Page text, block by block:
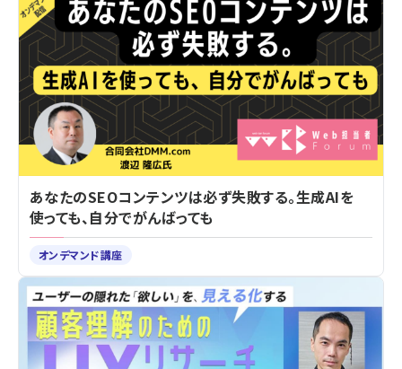
あなたのSEOコンテンツは必ず失敗する。生成AIを
使っても、自分でがんばっても
オンデマンド講座